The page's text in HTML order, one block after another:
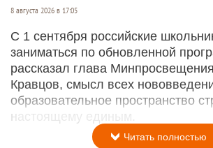
8 августа 2026 в 17:05
С 1 сентября российские
заниматься по обновленной
рассказал глава
Кравцов, смысл всех
образовательное пространство
настоящему единым.
Читать полностью